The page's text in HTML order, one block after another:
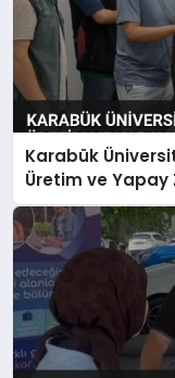
Karabük
Üretim ve Yapay